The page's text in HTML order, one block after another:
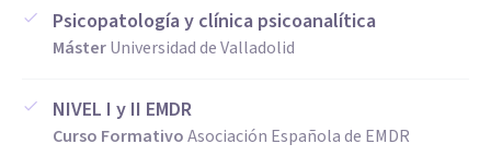
Psicopatología y clínica psicoanalítica
MásterUniversidad de Valladolid
NIVEL I y II EMDR
Curso FormativoAsociación Española de EMDR